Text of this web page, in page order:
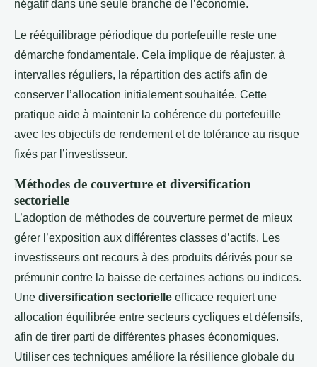
négatif dans une seule branche de l’économie.
Le rééquilibrage périodique du portefeuille reste une
démarche fondamentale. Cela implique de réajuster, à
intervalles réguliers, la répartition des actifs afin de
conserver l’allocation initialement souhaitée. Cette
pratique aide à maintenir la cohérence du portefeuille
avec les objectifs de rendement et de tolérance au risque
fixés par l’investisseur.
Méthodes de couverture et diversification
sectorielle
L’adoption de méthodes de couverture permet de mieux
gérer l’exposition aux différentes classes d’actifs. Les
investisseurs ont recours à des produits dérivés pour se
prémunir contre la baisse de certaines actions ou indices.
Une diversification sectorielle efficace requiert une
allocation équilibrée entre secteurs cycliques et défensifs,
afin de tirer parti de différentes phases économiques.
Utiliser ces techniques améliore la résilience globale du